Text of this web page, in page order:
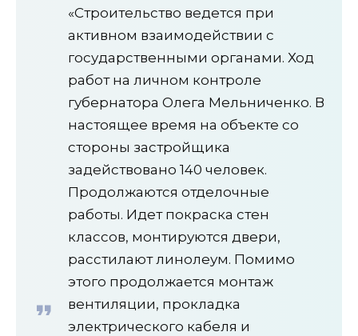
«Строительство ведется при
активном взаимодействии с
государственными органами. Ход
работ на личном контроле
губернатора Олега Мельниченко. В
настоящее время на объекте со
стороны застройщика
задействовано 140 человек.
Продолжаются отделочные
работы. Идет покраска стен
классов, монтируются двери,
расстилают линолеум. Помимо
этого продолжается монтаж
вентиляции, прокладка
электрического кабеля и